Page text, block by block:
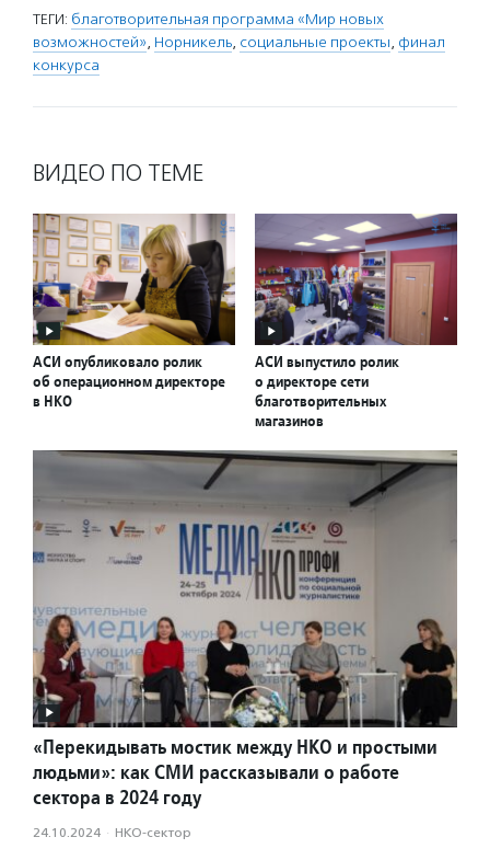
ТЕГИ: благотворительная программа «Мир новых
возможностей», Норникель, социальные проекты, финал
конкурса
ВИДЕО ПО ТЕМЕ
АСИ опубликовало ролик
об операционном директоре
в НКО
АСИ выпустило ролик
о директоре сети
благотворительных
магазинов
«Перекидывать мостик между НКО и простыми
людьми»: как СМИ рассказывали о работе
сектора в 2024 году
24.10.2024 · НКО-сектор